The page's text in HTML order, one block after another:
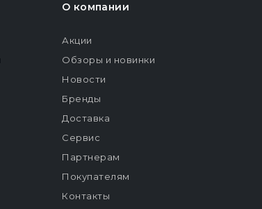
О компании
Акции
Обзоры и новинки
Новости
Бренды
Доставка
Сервис
Партнерам
Покупателям
Контакты